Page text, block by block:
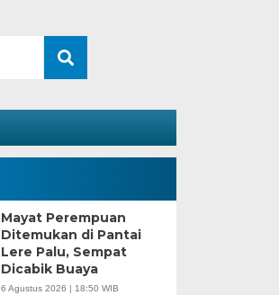
Mayat Perempuan
Ditemukan di Pantai
Lere Palu, Sempat
Dicabik Buaya
6 Agustus 2026 | 18:50 WIB